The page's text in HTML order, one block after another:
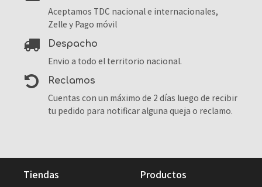
Aceptamos TDC nacional e internacionales,
Zelle y Pago móvil
despacho
Envio a todo el territorio nacional.
reclamos
Cuentas con un máximo de 2 días luego de recibir
tu pedido para notificar alguna queja o reclamo.
tiendas productos